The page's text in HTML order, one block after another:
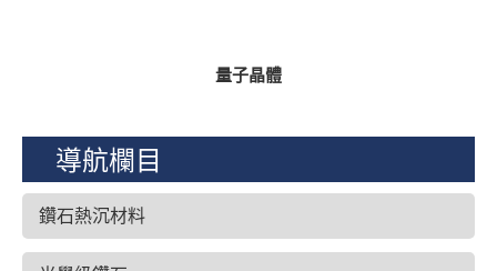
量子晶體
導航欄目
鑽石熱沉材料